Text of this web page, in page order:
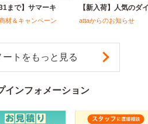
31まで】サマーキ
材＆キャンペーン
【新入荷】人気のダ
attaからのお知らせ
ートをもっと見る
インフォメーション